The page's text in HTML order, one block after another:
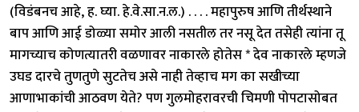
(विडंबनच आहे, ह. घ्या. हे.वे.सा.न.ल.) . . . . महापुरुष आणि तीर्थस्थाने
बाप आणि आई डोळ्या समोर आली नसतील तर नसू देत तसेही त्यांना तू
मागच्याच कोणत्यातरी वळणावर नाकारले होतेस * देव नाकारले म्हणजे
उघड दारचे तुणतुणे सुटतेच असे नाही तेव्हाच मग का सखीच्या
आणाभाकांची आठवण येते? पण गुलमोहरावरची चिमणी पोपटासोबत